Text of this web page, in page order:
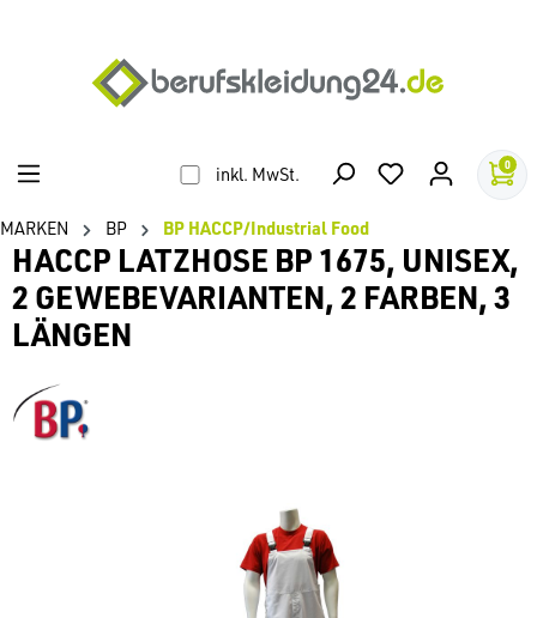
inkl. MwSt. 0
MARKEN BP BP HACCP/Industrial Food
HACCP LATZHOSE BP 1675, UNISEX,
2 GEWEBEVARIANTEN, 2 FARBEN, 3
LÄNGEN